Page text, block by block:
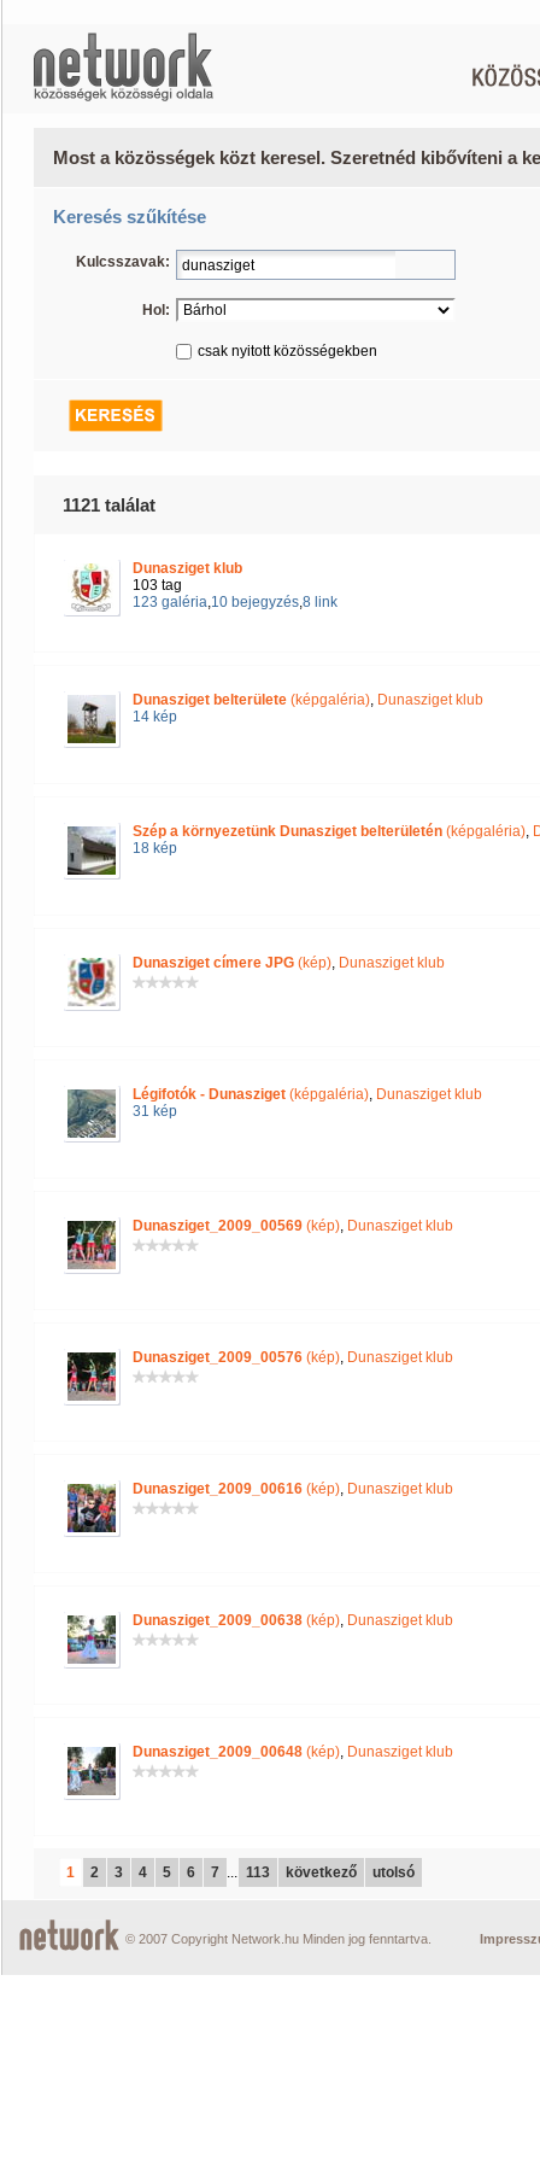
Most a közösségek közt keresel. Szeretnéd kibővíteni a
Keresés szűkítése
Kulcsszavak:
Hol:
csak nyitott közösségekben
1121 találat
Dunasziget klub
103 tag
123 galéria,10 bejegyzés,8 link
Dunasziget belterülete (képgaléria), Dunasziget klub
14 kép
Szép a környezetünk Dunasziget belterületén (képgaléria),
18 kép
Dunasziget címere JPG (kép), Dunasziget klub
Légifotók - Dunasziget (képgaléria), Dunasziget klub
31 kép
Dunasziget_2009_00569 (kép), Dunasziget klub
Dunasziget_2009_00576 (kép), Dunasziget klub
Dunasziget_2009_00616 (kép), Dunasziget klub
Dunasziget_2009_00638 (kép), Dunasziget klub
Dunasziget_2009_00648 (kép), Dunasziget klub
1 2 3 4 5 6 7 ... 113 következő utolsó
© 2007 Copyright Network.hu Minden jog fenntartva.